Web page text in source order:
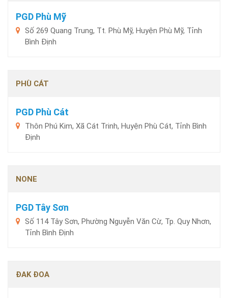
PGD Phù Mỹ
Số 269 Quang Trung, Tt. Phù Mỹ, Huyện Phù Mỹ, Tỉnh
Bình Định
PHÙ CÁT
PGD Phù Cát
Thôn Phú Kim, Xã Cát Trinh, Huyện Phù Cát, Tỉnh Bình
Định
NONE
PGD Tây Sơn
Số 114 Tây Sơn, Phường Nguyễn Văn Cừ, Tp. Quy Nhơn,
Tỉnh Bình Định
ĐAK ĐOA